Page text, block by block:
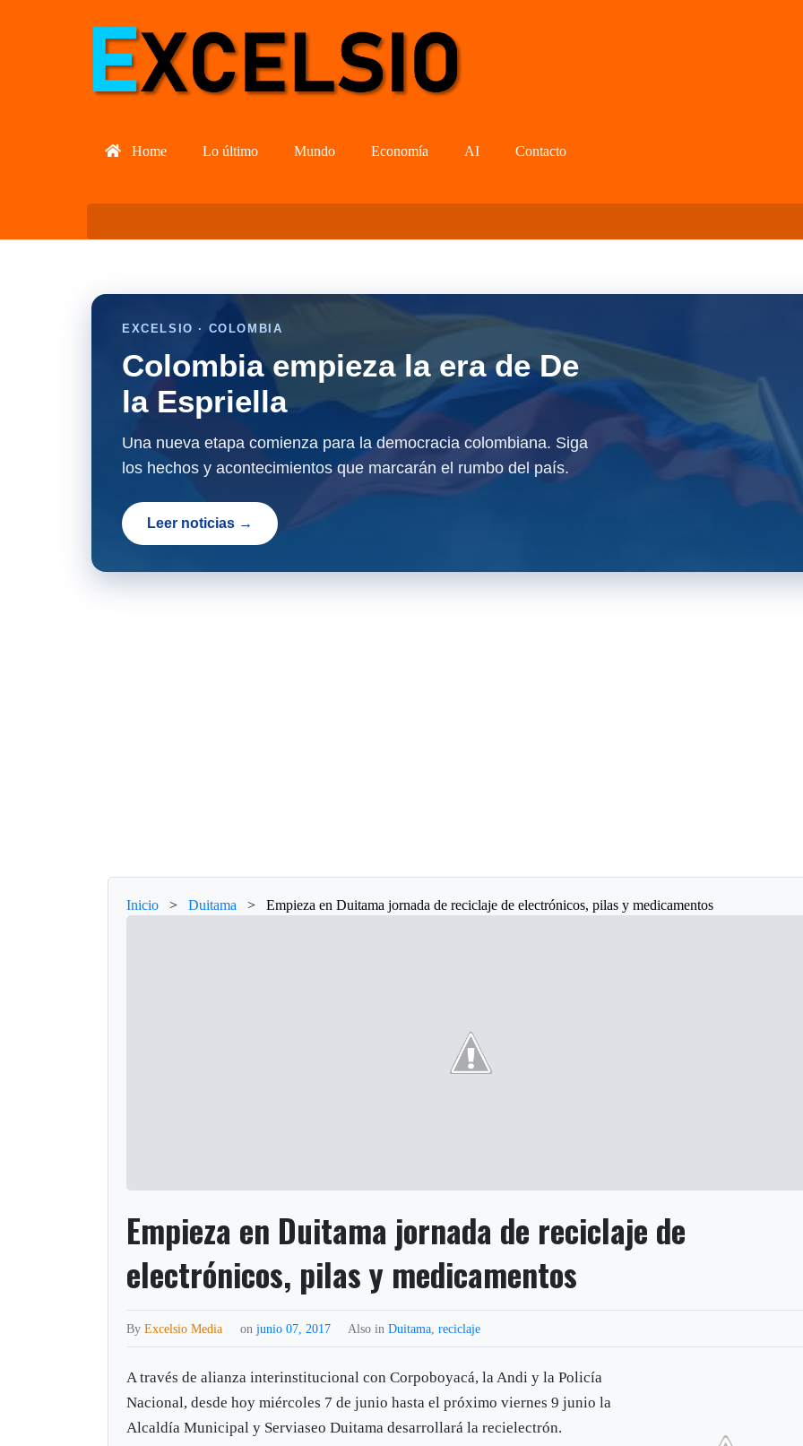
Home Lo último Mundo Economía AI Contacto
EXCELSIO · COLOMBIA
Colombia empieza la era de De
la Espriella
Una nueva etapa comienza para la democracia colombiana. Siga
los hechos y acontecimientos que marcarán el rumbo del país.
Leer noticias →
Inicio > Duitama > Empieza en Duitama jornada de reciclaje de electrónicos, pilas y medicamentos
Empieza en Duitama jornada de reciclaje de
electrónicos, pilas y medicamentos
ByExcelsio Media onjunio 07, 2017 Also inDuitama ,reciclaje
A través de alianza interinstitucional con Corpoboyacá, la Andi y la Policía
Nacional, desde hoy miércoles 7 de junio hasta el próximo viernes 9 junio la
Alcaldía Municipal y Serviaseo Duitama desarrollará la recielectrón.